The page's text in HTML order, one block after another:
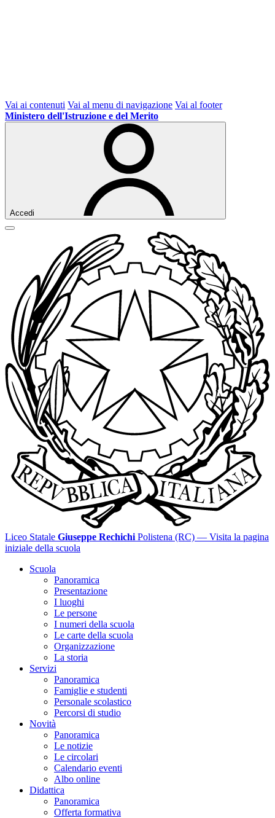
Vai ai contenuti Vai al menu di navigazione Vai al footer
Ministero dell'Istruzione e del Merito
Accedi
Liceo Statale Giuseppe Rechichi Polistena (RC) — Visita la pagina
iniziale della scuola
Scuola
Panoramica
Presentazione
I luoghi
Le persone
I numeri della scuola
Le carte della scuola
Organizzazione
La storia
Servizi
Panoramica
Famiglie e studenti
Personale scolastico
Percorsi di studio
Novità
Panoramica
Le notizie
Le circolari
Calendario eventi
Albo online
Didattica
Panoramica
Offerta formativa